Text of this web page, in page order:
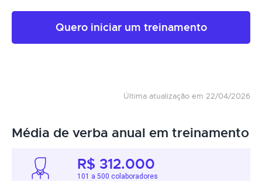
Quero iniciar um treinamento
Última atualização em 22/04/2026
Média de verba anual em treinamento
R$ 312.000
101 a 500 colaboradores